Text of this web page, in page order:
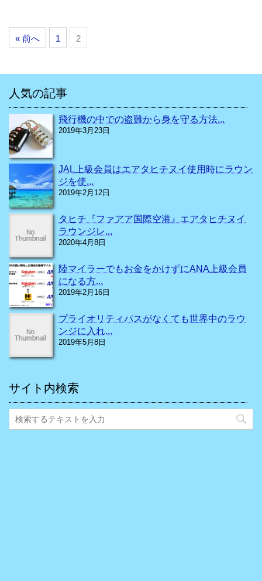
« 前へ 1 2
人気の記事
飛行機の中での盗難から身を守る方法...
2019年3月23日
JAL上級会員はエアタヒチヌイ使用時にラウン
ジを使...
2019年2月12日
タヒチ『ファアア国際空港』エアタヒチヌイ
ラウンジレ...
2020年4月8日
陸マイラーでもお金をかけずにANA上級会員
になる方...
2019年2月16日
プライオリティパスがなくても世界中のラウ
ンジに入れ...
2019年5月8日
サイト内検索